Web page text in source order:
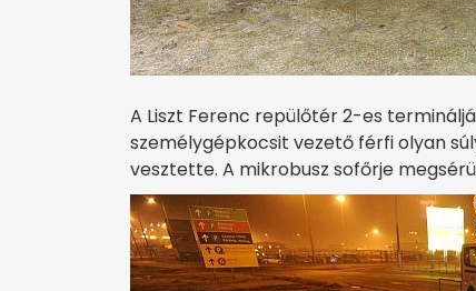
A Liszt Ferenc repülőtér 2-es
személygépkocsit vezető férfi olyan
vesztette. A mikrobusz sofőrje